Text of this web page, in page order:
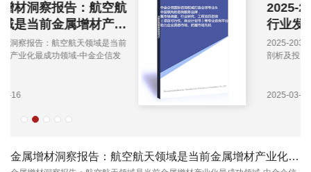
2025-2031年中国航空锻件
行业发展环境剖析及投资战
略洞察报告-中金企信发布
2025-2031年中国航空锻件行业发展环境
剖析及投资战略洞察报告-中金企信发布
金属增材洞察报告：航空航天领域是当前金属增材产业化最成功领域-中金企信发布